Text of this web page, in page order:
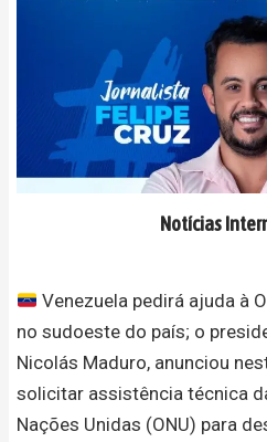
Notícias
Venezuela pedirá ajuda à
no sudoeste do país; o
Nicolás Maduro, anunciou
solicitar assistência técnica
Nações Unidas (ONU) para